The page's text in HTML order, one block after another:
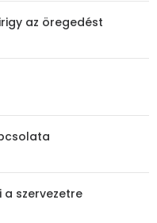
az öregedést
szervezetre